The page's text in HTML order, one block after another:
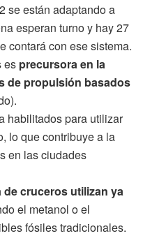
se están adaptando a
esperan turno y hay 27
contará con ese sistema.
es precursora en la
de propulsión basados
habilitados para utilizar
lo que contribuye a la
en las ciudades
de cruceros utilizan ya
el metanol o el
fósiles tradicionales.